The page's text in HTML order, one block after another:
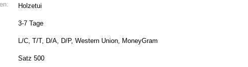
Holzetui
3-7 Tage
L/C, T/T, D/A, D/P, Western Union, MoneyGram
Satz 500